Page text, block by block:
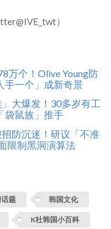
）
万个！Olive Young防
手一个」成新奇景
大爆发！30多岁有工
袋鼠族」推手
防沉迷！研议「不准
限制黑洞演算法
题 韩国文化
K社韩国小百科